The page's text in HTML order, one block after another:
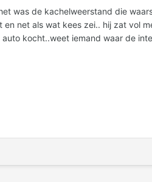
was de kachelweerstand die
net als wat kees zei.. hij zat vol
kocht..weet iemand waar de